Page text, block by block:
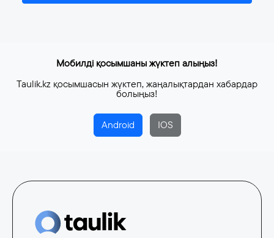
Мобилді қосымшаны жүктеп алыңыз!
Taulik.kz қосымшасын жүктеп, жаңалықтардан хабардар
болыңыз!
Android IOS